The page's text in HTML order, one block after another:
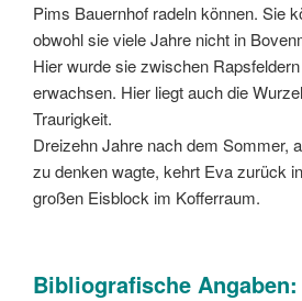
Pims Bauernhof radeln können. Sie
obwohl sie viele Jahre nicht in
Hier wurde sie zwischen
erwachsen. Hier liegt auch die
Traurigkeit.
Dreizehn Jahre nach dem Sommer,
zu denken wagte, kehrt Eva zurück
großen Eisblock im Kofferraum.
Bibliografische Angaben: